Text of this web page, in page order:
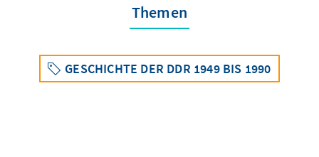
Themen
GESCHICHTE DER DDR 1949 BIS 1990